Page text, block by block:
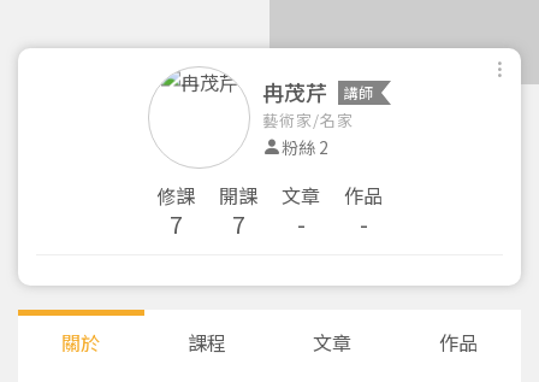
冉茂芹 講師
藝術家/名家
粉絲 2
修課
7
開課
7
文章
-
作品
-
關於 課程 文章 作品